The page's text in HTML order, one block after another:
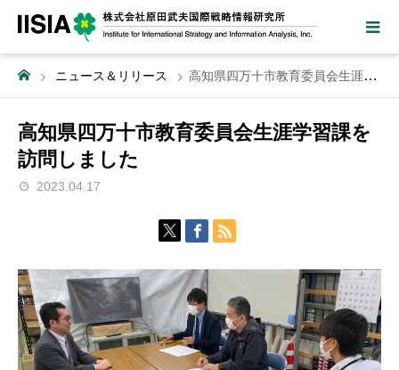
ニュース＆リリース 高知県四万十市教育委員会生涯学習課を訪問しました
高知県四万十市教育委員会生涯学習課を
訪問しました
2023.04.17